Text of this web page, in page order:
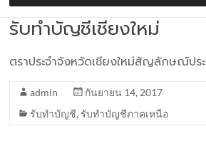
รับทำบัญชีเชียงใหม่
ตราประจำจังหวัดเชียงใหม่สัญลักษณ์ปร
admin
กันยายน 14, 2017
รับทำบัญชี, รับทำบัญชีภาคเหนือ